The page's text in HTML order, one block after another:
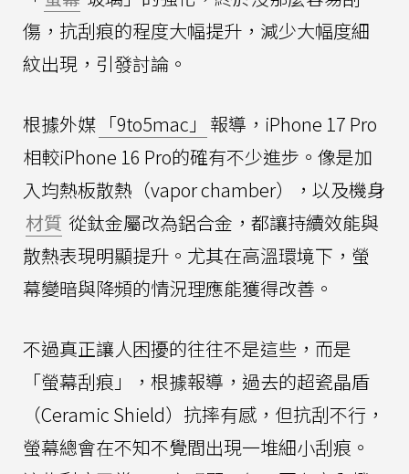
傷，抗刮痕的程度大幅提升，減少大幅度細
紋出現，引發討論。
根據外媒 「9to5mac」 報導，iPhone 17 Pro
相較iPhone 16 Pro的確有不少進步。像是加
入均熱板散熱（vapor chamber），以及機身
材質 從鈦金屬改為鋁合金，都讓持續效能與
散熱表現明顯提升。尤其在高溫環境下，螢
幕變暗與降頻的情況理應能獲得改善。
不過真正讓人困擾的往往不是這些，而是
「螢幕刮痕」，根據報導，過去的超瓷晶盾
（Ceramic Shield）抗摔有感，但抗刮不行，
螢幕總會在不知不覺間出現一堆細小刮痕。